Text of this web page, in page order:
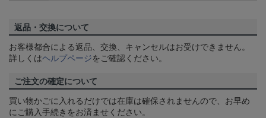
返品・交換について
お客様都合による返品、交換、キャンセルはお受けできません。
詳しくはヘルプページをご確認ください。
ご注文の確定について
買い物かごに入れるだけでは在庫は確保されませんので、お早め
にご購入手続きをお済ませください。